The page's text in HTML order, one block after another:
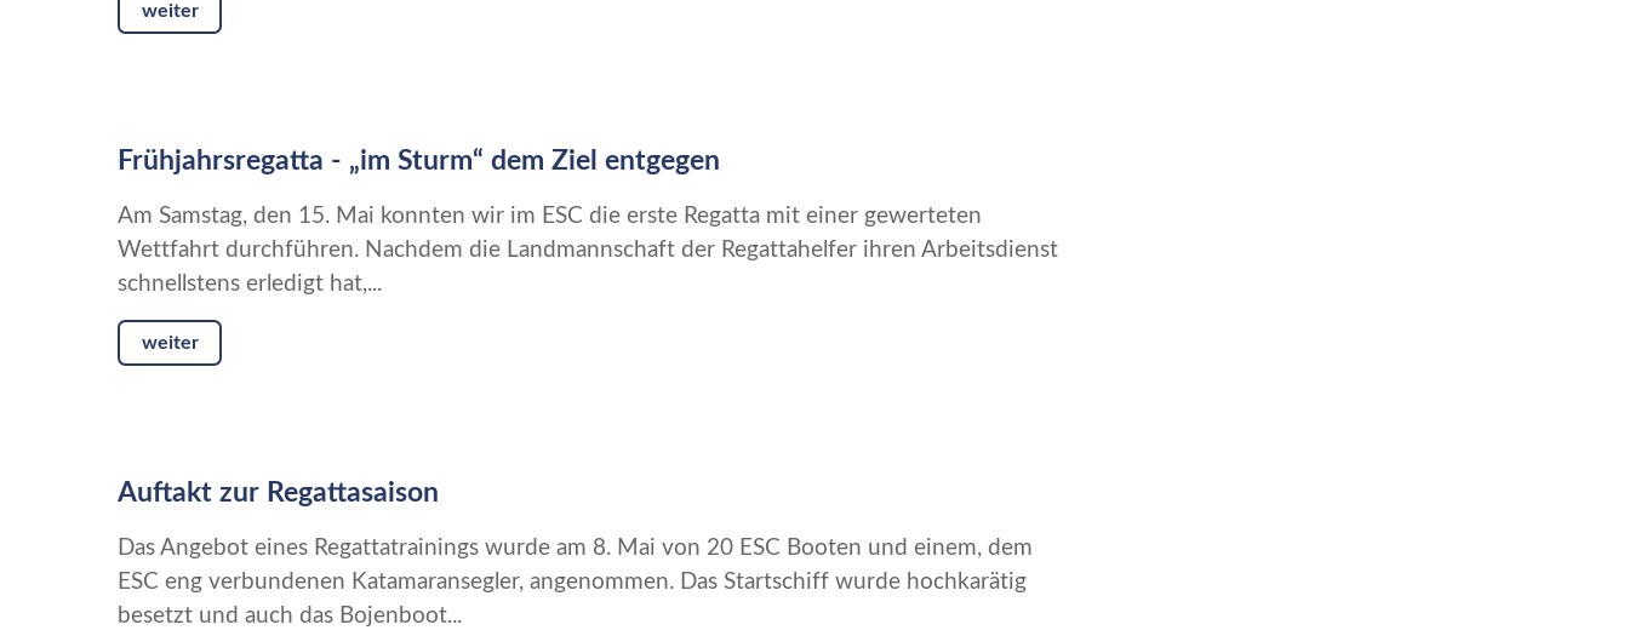
weiter
Frühjahrsregatta - „im Sturm“ dem Ziel entgegen
Am Samstag, den 15. Mai konnten wir im ESC die erste Regatta mit einer gewerteten
Wettfahrt durchführen. Nachdem die Landmannschaft der Regattahelfer ihren Arbeitsdienst
schnellstens erledigt hat,...
weiter
Auftakt zur Regattasaison
Das Angebot eines Regattatrainings wurde am 8. Mai von 20 ESC Booten und einem, dem
ESC eng verbundenen Katamaransegler, angenommen. Das Startschiff wurde hochkarätig
besetzt und auch das Bojenboot...